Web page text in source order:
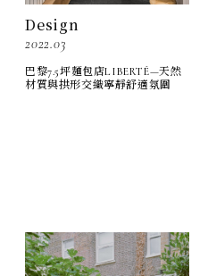
Design
2022.03
巴黎7.5坪麵包店LIBERTÉ—天然
材質與拱形交織寧靜舒適氛圍